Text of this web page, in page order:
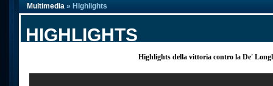
Multimedia » Highlights
HIGHLIGHTS
Highlights della vittoria contro la De'